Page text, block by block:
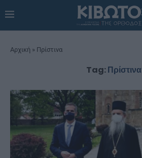
Αρχική » Πρίστινα
Tag:Πρίστινα